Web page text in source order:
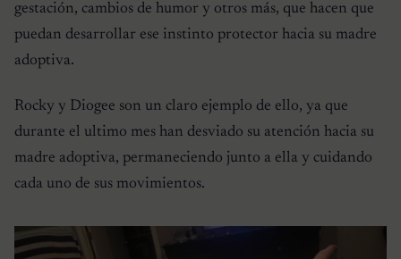
gestación, cambios de humor y otros más, que hacen que
puedan desarrollar ese instinto protector hacia su madre
adoptiva.
Rocky y Diogee son un claro ejemplo de ello, ya que
durante el ultimo mes han desviado su atención hacia su
madre adoptiva, permaneciendo junto a ella y cuidando
cada uno de sus movimientos.